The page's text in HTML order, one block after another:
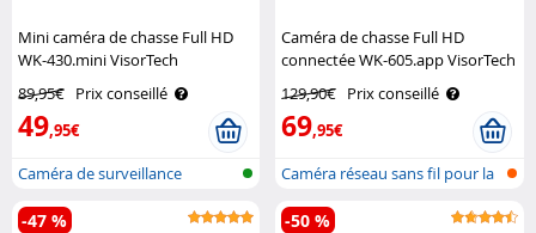
Mini caméra de chasse Full HD
WK-430.mini VisorTech
89,95€ Prix conseillé
49,95€
Caméra de surveillance
Animaux
Caméra de chasse Full HD
connectée WK-605.app VisorTech
129,90€ Prix conseillé
69,95€
Caméra réseau sans fil pour la
faun..
-47 % -50 %